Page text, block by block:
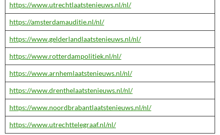
https://www.utrechtlaatstenieuws.nl/nl/
https://amsterdamauditie.nl/nl/
https://www.gelderlandlaatstenieuws.nl/nl/
https://www.rotterdampolitiek.nl/nl/
https://www.arnhemlaatstenieuws.nl/nl/
https://www.drenthelaatstenieuws.nl/nl/
https://www.noordbrabantlaatstenieuws.nl/nl/
https://www.utrechttelegraaf.nl/nl/